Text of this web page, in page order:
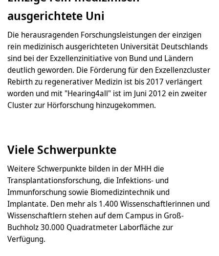
ausgerichtete Uni
Die herausragenden Forschungsleistungen der einzigen
rein medizinisch ausgerichteten Universität Deutschlands
sind bei der Exzellenzinitiative von Bund und Ländern
deutlich geworden. Die Förderung für den Exzellenzcluster
Rebirth zu regenerativer Medizin ist bis 2017 verlängert
worden und mit "Hearing4all" ist im Juni 2012 ein zweiter
Cluster zur Hörforschung hinzugekommen.
Viele Schwerpunkte
Weitere Schwerpunkte bilden in der MHH die
Transplantationsforschung, die Infektions- und
Immunforschung sowie Biomedizintechnik und
Implantate. Den mehr als 1.400 Wissenschaftlerinnen und
Wissenschaftlern stehen auf dem Campus in Groß-
Buchholz 30.000 Quadratmeter Laborfläche zur
Verfügung.